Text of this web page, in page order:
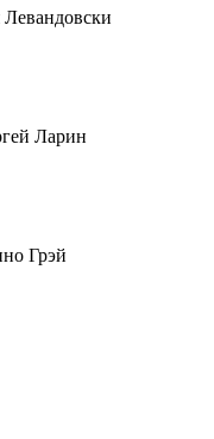
Левандовски
Ларин
Грэй